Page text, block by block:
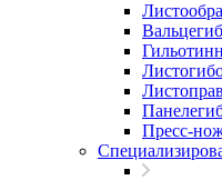
Пресс-